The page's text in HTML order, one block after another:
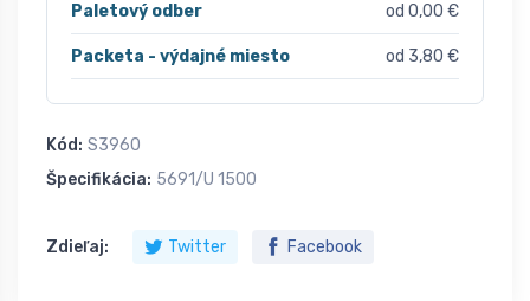
Paletový odber od 0,00 €
Packeta - výdajné miesto od 3,80 €
Kód: S3960
Špecifikácia: 5691/U 1500
Zdieľaj: Twitter Facebook